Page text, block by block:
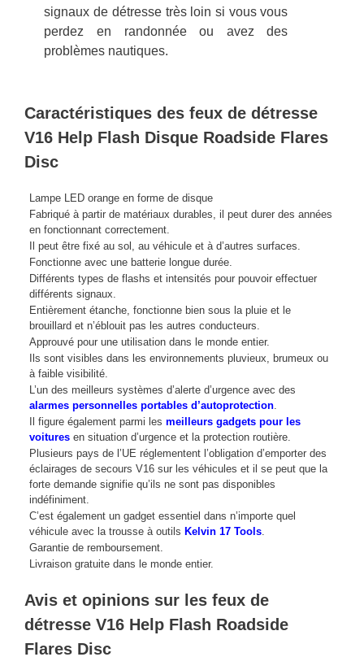
signaux de détresse très loin si vous vous
perdez en randonnée ou avez des
problèmes nautiques.
Caractéristiques des feux de détresse
V16 Help Flash Disque Roadside Flares
Disc
Lampe LED orange en forme de disque
Fabriqué à partir de matériaux durables, il peut durer des années
en fonctionnant correctement.
Il peut être fixé au sol, au véhicule et à d’autres surfaces.
Fonctionne avec une batterie longue durée.
Différents types de flashs et intensités pour pouvoir effectuer
différents signaux.
Entièrement étanche, fonctionne bien sous la pluie et le
brouillard et n’éblouit pas les autres conducteurs.
Approuvé pour une utilisation dans le monde entier.
Ils sont visibles dans les environnements pluvieux, brumeux ou
à faible visibilité.
L’un des meilleurs systèmes d’alerte d’urgence avec des
alarmes personnelles portables d’autoprotection
Il figure également parmi les meilleurs gadgets pour les
voitures en situation d’urgence et la protection routière.
Plusieurs pays de l’UE réglementent l’obligation d’emporter des
éclairages de secours V16 sur les véhicules et il se peut que la
forte demande signifie qu’ils ne sont pas disponibles
indéfiniment.
C’est également un gadget essentiel dans n’importe quel
véhicule avec la trousse à outils Kelvin 17 Tools
Garantie de remboursement.
Livraison gratuite dans le monde entier.
Avis et opinions sur les feux de
détresse V16 Help Flash Roadside
Flares Disc